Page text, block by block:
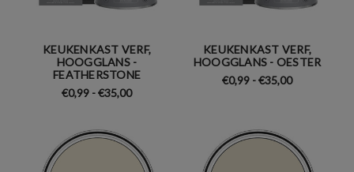
KEUKENKAST VERF,
HOOGGLANS -
FEATHERSTONE
€0,99 - €35,00
KEUKENKAST VERF,
HOOGGLANS - OESTER
€0,99 - €35,00